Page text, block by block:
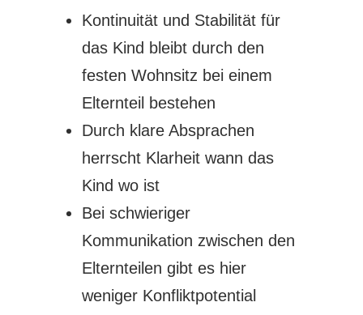
Kontinuität und Stabilität für
das Kind bleibt durch den
festen Wohnsitz bei einem
Elternteil bestehen
Durch klare Absprachen
herrscht Klarheit wann das
Kind wo ist
Bei schwieriger
Kommunikation zwischen den
Elternteilen gibt es hier
weniger Konfliktpotential